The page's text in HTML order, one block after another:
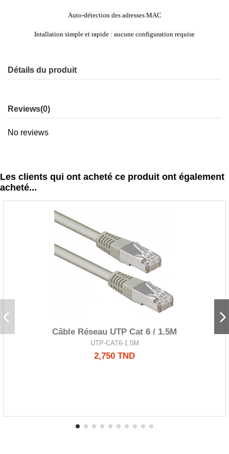
Auto-détection des adresses MAC
Intallation simple et rapide : aucune configuration requise
Détails du produit
Reviews(0)
No reviews
Les clients qui ont acheté ce produit ont également
acheté...
Câble Réseau UTP Cat 6 / 1.5M
UTP-CAT6-1.5M
2,750 TND